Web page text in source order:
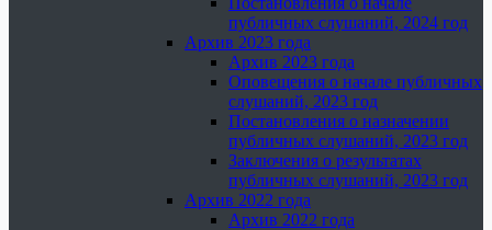
публичных слушаний, 2024 год
Архив 2023 года
Архив 2023 года
Оповещения о начале публичных
слушаний, 2023 год
Постановления о назначении
публичных слушаний, 2023 год
Заключения о результатах
публичных слушаний, 2023 год
Архив 2022 года
Архив 2022 года